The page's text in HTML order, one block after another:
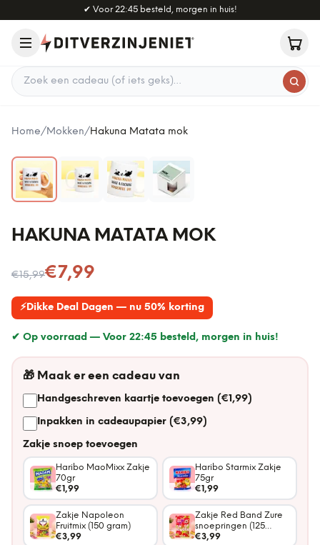
Naar hoofdinhoud
✔ Voor 22:45 besteld, morgen in huis!
Zoek een cadeau
Home/Mokken/Hakuna Matata mok
HAKUNA MATATA MOK
€15,99
Nu voor
€7,99
⚡Dikke Deal Dagen — nu 50% korting
✔ Op voorraad — Voor 22:45 besteld, morgen in huis!
🎁 Maak er een cadeau van
Handgeschreven kaartje toevoegen (€1,99)
Inpakken in cadeaupapier (€3,99)
Zakje snoep toevoegen
Haribo MaoMixx Zakje
70gr
€1,99
Haribo Starmix Zakje
75gr
€1,99
Zakje Napoleon
Fruitmix (150 gram)
€3,99
Zakje Red Band Zure
snoepringen (125
gram)
€3,99